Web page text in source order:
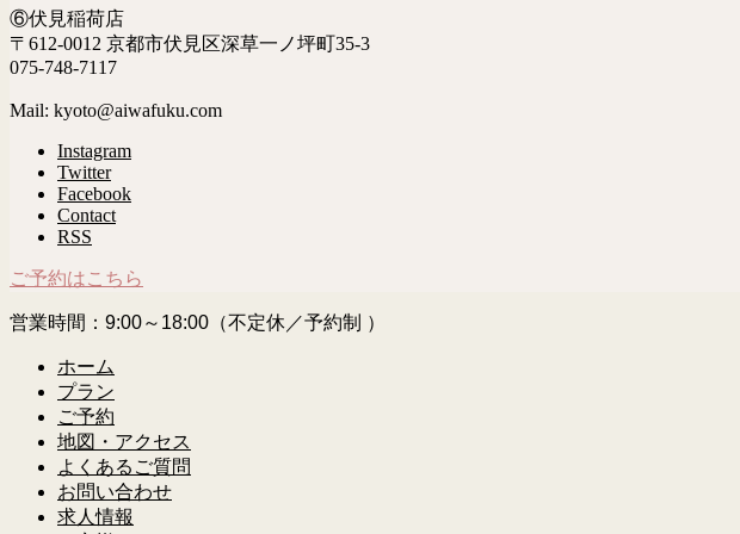
⑥伏見稲荷店
〒612-0012 京都市伏見区深草一ノ坪町35-3
075-748-7117
Mail: kyoto@aiwafuku.com
Instagram
Twitter
Facebook
Contact
RSS
ご予約はこちら
営業時間：9:00～18:00（不定休／予約制 ）
ホーム
プラン
ご予約
地図・アクセス
よくあるご質問
お問い合わせ
求人情報